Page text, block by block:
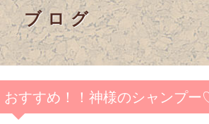
ブログ
おすすめ！！神様のシャンプ